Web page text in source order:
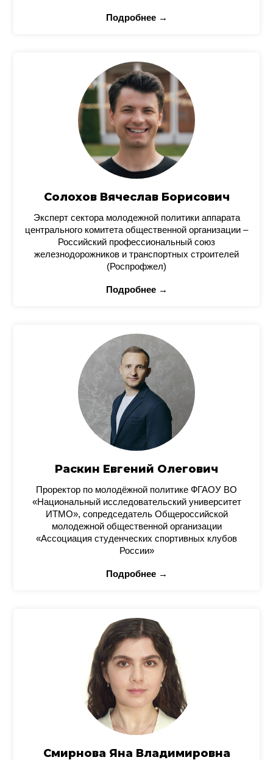
Подробнее →
Солохов Вячеслав Борисович
Эксперт сектора молодежной политики аппарата
центрального комитета общественной организации –
Российский профессиональный союз
железнодорожников и транспортных строителей
(Роспрофжел)
Подробнее →
Раскин Евгений Олегович
Проректор по молодёжной политике ФГАОУ ВО
«Национальный исследовательский университет
ИТМО», сопредседатель Общероссийской
молодежной общественной организации
«Ассоциация студенческих спортивных клубов
России»
Подробнее →
Смирнова Яна Владимировна